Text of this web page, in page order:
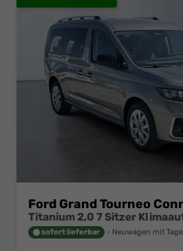
Ford Grand Tourneo
sofort lieferbar Neuwagen mit